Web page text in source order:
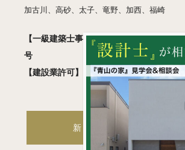
加古川、高砂、太子、竜野、加西、福崎
【一級建築士事務所】 兵庫県知事登録
号
【建設業許可】 兵庫県知事登録 般-2
新築・注文住宅サイト